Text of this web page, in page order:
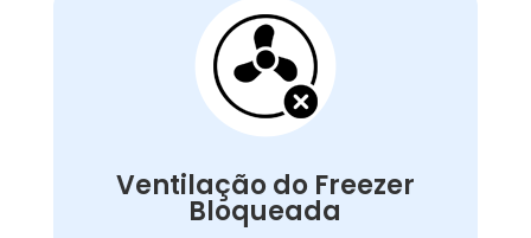
Ventilação do Freezer
Bloqueada
Ventilação do Freezer
Bloqueada na
Augusta
Uma ventilação obstruída é um problema
do motor e falhas no sistema de refrigeração
.
Garanta que as aberturas de